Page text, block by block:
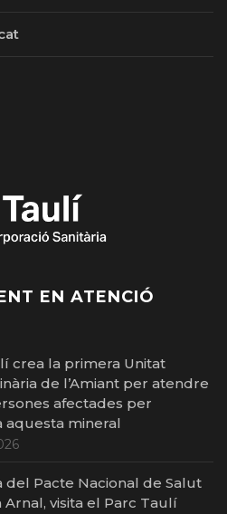
EN ATENCIÓ
crea la primera Unitat
de l’Amiant per atendre
afectades per
aquesta mineral
del Pacte Nacional de Salut
Arnal, visita el Parc Taulí